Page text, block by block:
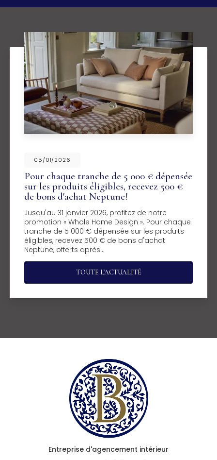
05/01/2026
Pour chaque tranche de 5 000 € dépensée
sur les produits éligibles, recevez 500 €
de bons d'achat Neptune!
Jusqu'au 31 janvier 2026, profitez de notre
promotion « Whole Home Design ». Pour chaque
tranche de 5 000 € dépensée sur les produits
éligibles, recevez 500 € de bons d'achat
Neptune, offerts après…
TOUTE L'ACTUALITÉ
Entreprise d'agencement intérieur